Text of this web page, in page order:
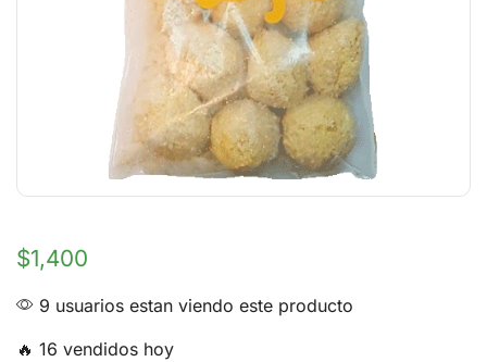
$1,400
9 usuarios estan viendo este producto
🔥 16 vendidos hoy